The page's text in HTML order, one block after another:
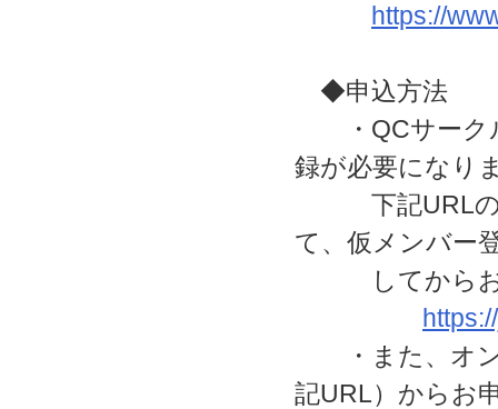
https://
◆申込方法
・QCサークル
録が必要になり
下記URLの「
て、仮メンバー
してからお
・また、オン
記URL）からお